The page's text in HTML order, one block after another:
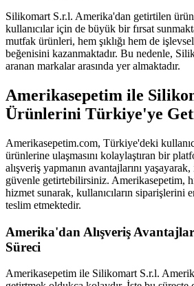
Silikomart S.r.l. Amerika'dan getirtilen
kullanıcılar için de büyük bir fırsat
mutfak ürünleri, hem şıklığı hem de
beğenisini kazanmaktadır. Bu nedenle,
aranan markalar arasında yer almaktadır.
Amerikasepetim ile
Ürünlerini Türkiye'ye
Amerikasepetim.com, Türkiye'deki
ürünlerine ulaşmasını kolaylaştıran bir
alışveriş yapmanın avantajlarını
güvenle getirtebilirsiniz. Amerikasepetim,
hizmet sunarak, kullanıcıların siparişlerini
teslim etmektedir.
Amerika'dan Alışveriş
Süreci
Amerikasepetim ile Silikomart S.r.l.